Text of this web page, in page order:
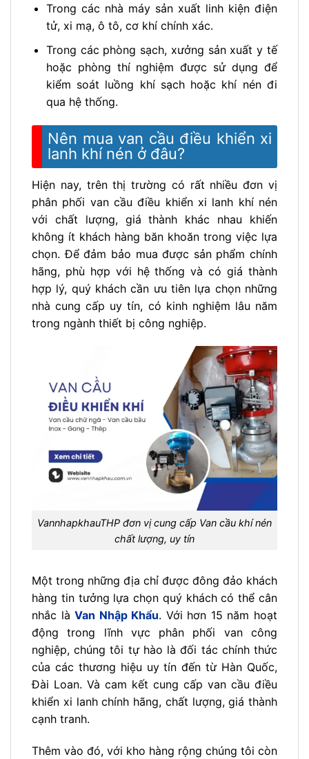
Trong các nhà máy sản xuất linh kiện điện
tử, xi mạ, ô tô, cơ khí chính xác.
Trong các phòng sạch, xưởng sản xuất y tế
hoặc phòng thí nghiệm được sử dụng để
kiểm soát luồng khí sạch hoặc khí nén đi
qua hệ thống.
Nên mua van cầu điều khiển xi
lanh khí nén ở đâu?
Hiện nay, trên thị trường có rất nhiều đơn vị
phân phối van cầu điều khiển xi lanh khí nén
với chất lượng, giá thành khác nhau khiến
không ít khách hàng băn khoăn trong việc lựa
chọn. Để đảm bảo mua được sản phẩm chính
hãng, phù hợp với hệ thống và có giá thành
hợp lý, quý khách cần ưu tiên lựa chọn những
nhà cung cấp uy tín, có kinh nghiệm lâu năm
trong ngành thiết bị công nghiệp.
VannhapkhauTHP đơn vị cung cấp Van cầu khí nén
chất lượng, uy tín
Một trong những địa chỉ được đông đảo khách
hàng tin tưởng lựa chọn quý khách có thể cân
nhắc làVan Nhập Khẩu. Với hơn 15 năm hoạt
động trong lĩnh vực phân phối van công
nghiệp, chúng tôi tự hào là đối tác chính thức
của các thương hiệu uy tín đến từ Hàn Quốc,
Đài Loan. Và cam kết cung cấp van cầu điều
khiển xi lanh chính hãng, chất lượng, giá thành
cạnh tranh.
Thêm vào đó, với kho hàng rộng chúng tôi còn